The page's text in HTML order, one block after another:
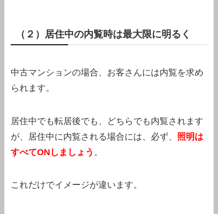
（２）居住中の内覧時は最大限に明るく
中古マンションの場合、お客さんには内覧を求め
られます。
居住中でも転居後でも、どちらでも内覧されます
が、居住中に内覧される場合には、必ず、 照明は
すべてONしましょう 。
これだけでイメージが違います。